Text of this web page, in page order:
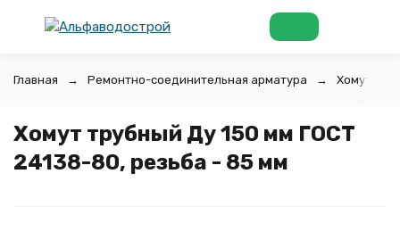
Главная Ремонтно-соединительная арматура Хомуты
Хомут трубный Ду 150 мм ГОСТ
24138-80, резьба - 85 мм